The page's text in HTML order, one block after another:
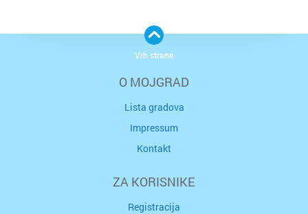
O MOJGRAD
Lista gradova
Impressum
Kontakt
ZA KORISNIKE
Registracija
Vrh strane